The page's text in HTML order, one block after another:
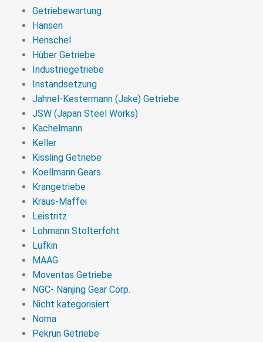
Getriebewartung
Hansen
Henschel
Hüber Getriebe
Industriegetriebe
Instandsetzung
Jahnel-Kestermann (Jake) Getriebe
JSW (Japan Steel Works)
Kachelmann
Keller
Kissling Getriebe
Koellmann Gears
Krangetriebe
Kraus-Maffei
Leistritz
Lohmann Stolterfoht
Lufkin
MAAG
Moventas Getriebe
NGC- Nanjing Gear Corp.
Nicht kategorisiert
Noma
Pekrun Getriebe